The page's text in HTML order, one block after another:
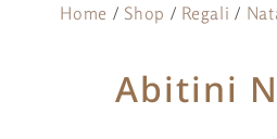
Home / Shop / Regali /
Abitini